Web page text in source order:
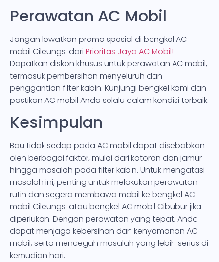
Perawatan AC Mobil
Jangan lewatkan promo spesial di bengkel AC
mobil Cileungsi dari Prioritas Jaya AC Mobil!
Dapatkan diskon khusus untuk perawatan AC mobil,
termasuk pembersihan menyeluruh dan
penggantian filter kabin. Kunjungi bengkel kami dan
pastikan AC mobil Anda selalu dalam kondisi terbaik.
Kesimpulan
Bau tidak sedap pada AC mobil dapat disebabkan
oleh berbagai faktor, mulai dari kotoran dan jamur
hingga masalah pada filter kabin. Untuk mengatasi
masalah ini, penting untuk melakukan perawatan
rutin dan segera membawa mobil ke bengkel AC
mobil Cileungsi atau bengkel AC mobil Cibubur jika
diperlukan. Dengan perawatan yang tepat, Anda
dapat menjaga kebersihan dan kenyamanan AC
mobil, serta mencegah masalah yang lebih serius di
kemudian hari.